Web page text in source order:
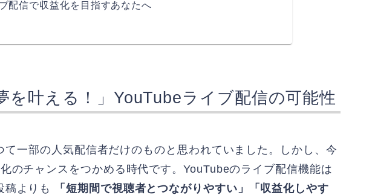
配信で収益化を目指すあなたへ
を叶える！」YouTubeライブ配信の可能性
て一部の人気配信者だけのものと思われていました。しかし、今
のチャンスをつかめる時代です。YouTubeのライブ配信機能は
稿よりも
「短期間で視聴者とつながりやすい」「収益化しやす